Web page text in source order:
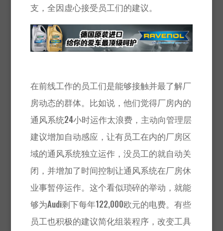
支，全因虚心接受员工们的建议。
在前线工作的员工们是能够接触并最了解厂
房动态的群体。比如说，他们觉得厂房内的
通风系统24小时运作太浪费，主动向管理层
建议增加自动感应，让有员工在内的厂房区
域的通风系统独立运作，没员工的就自动关
闭，并增加了时间控制让通风系统在厂房休
业事暂停运作。这个看似琐碎的举动，就能
够为Audi剩下每年122,000欧元的电费。有些
员工也积极的建议简化组装程序，改变工具